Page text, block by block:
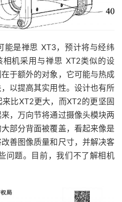
能是禅思 XT3，预计将与经纬
机采用与禅思 XT2类似的设
于额外的对象，它可能与热成
以提高其实用性。设计也有所
比XT2更大，而XT2的更坚固
，万向节将通过摄像头模块两
部分背面被覆盖，看起来像是
善图像质量和尺寸，并解决客
问题。目前，我们不了解相机